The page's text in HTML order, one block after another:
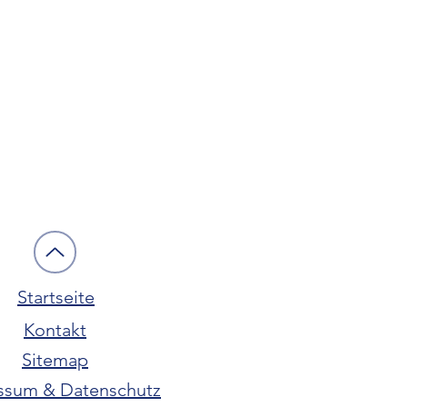
Startseite
Kontakt
Sitemap
& Datenschutz